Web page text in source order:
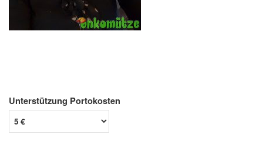
Unterstützung Portokosten